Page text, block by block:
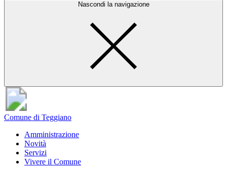
Nascondi la navigazione
Comune di Teggiano
Amministrazione
Novità
Servizi
Vivere il Comune